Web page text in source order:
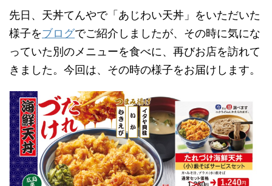
先日、天丼てんやで「あじわい天丼」をいただいた
様子をブログでご紹介しましたが、その時に気にな
っていた別のメニューを食べに、再びお店を訪れて
きました。今回は、その時の様子をお届けします。